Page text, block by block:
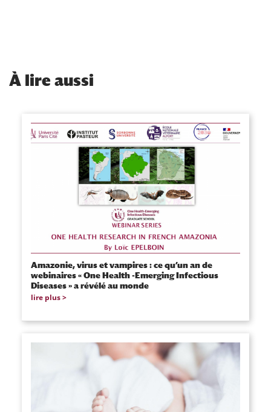
À lire aussi
Amazonie, virus et vampires : ce qu’un an de
webinaires « One Health -Emerging Infectious
Diseases » a révélé au monde
lire plus